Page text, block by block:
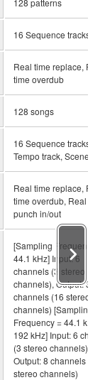
16 Sequence tracks
Real time replace, Real
time overdub
128 songs
16 Sequence tracks,
Tempo track, Scene
Real time replace, Real
time overdub, Real time
punch in/out
[Sampling Frequency =
44.1 kHz] Input: 6
channels (3 stereo
channels), Output: 32
channels (16 stereo
channels) [Sampling
Frequency = 44.1 kHz -
192 kHz] Input: 6
(3 stereo channels),
Output: 8 channels (4
stereo channels)